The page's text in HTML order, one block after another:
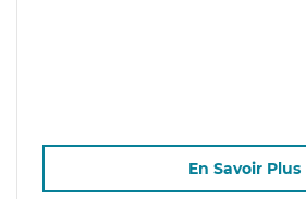
En Savoir Plus